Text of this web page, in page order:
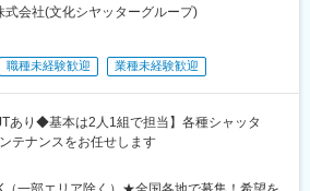
、上保原駅、大江橋駅、球場前駅(高知県)、山
会社(文化シヤッターグループ)
職種未経験歓迎 業種未経験歓迎
あり◆基本は2人1組で担当】各種シャッタ
テナンスをお任せします